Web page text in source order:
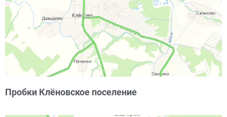
Пробки Клёновское поселение